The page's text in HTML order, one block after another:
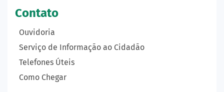
Contato
Ouvidoria
Serviço de Informação ao Cidadão
Telefones Úteis
Como Chegar